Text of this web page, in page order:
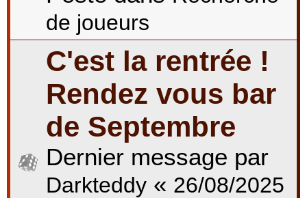
de joueurs
C'est la rentrée !
Rendez vous bar
de Septembre
Dernier message par
Darkteddy « 26/08/2025